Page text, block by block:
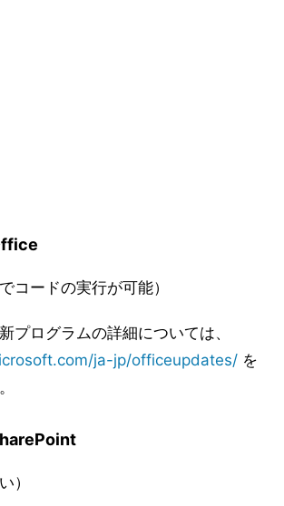
コードの実行が可能）
プログラムの詳細については、
ja-jp/officeupdates/ を
）